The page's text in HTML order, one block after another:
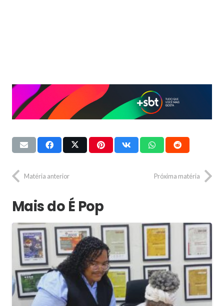
Matéria anterior Próxima matéria
Mais do É Pop